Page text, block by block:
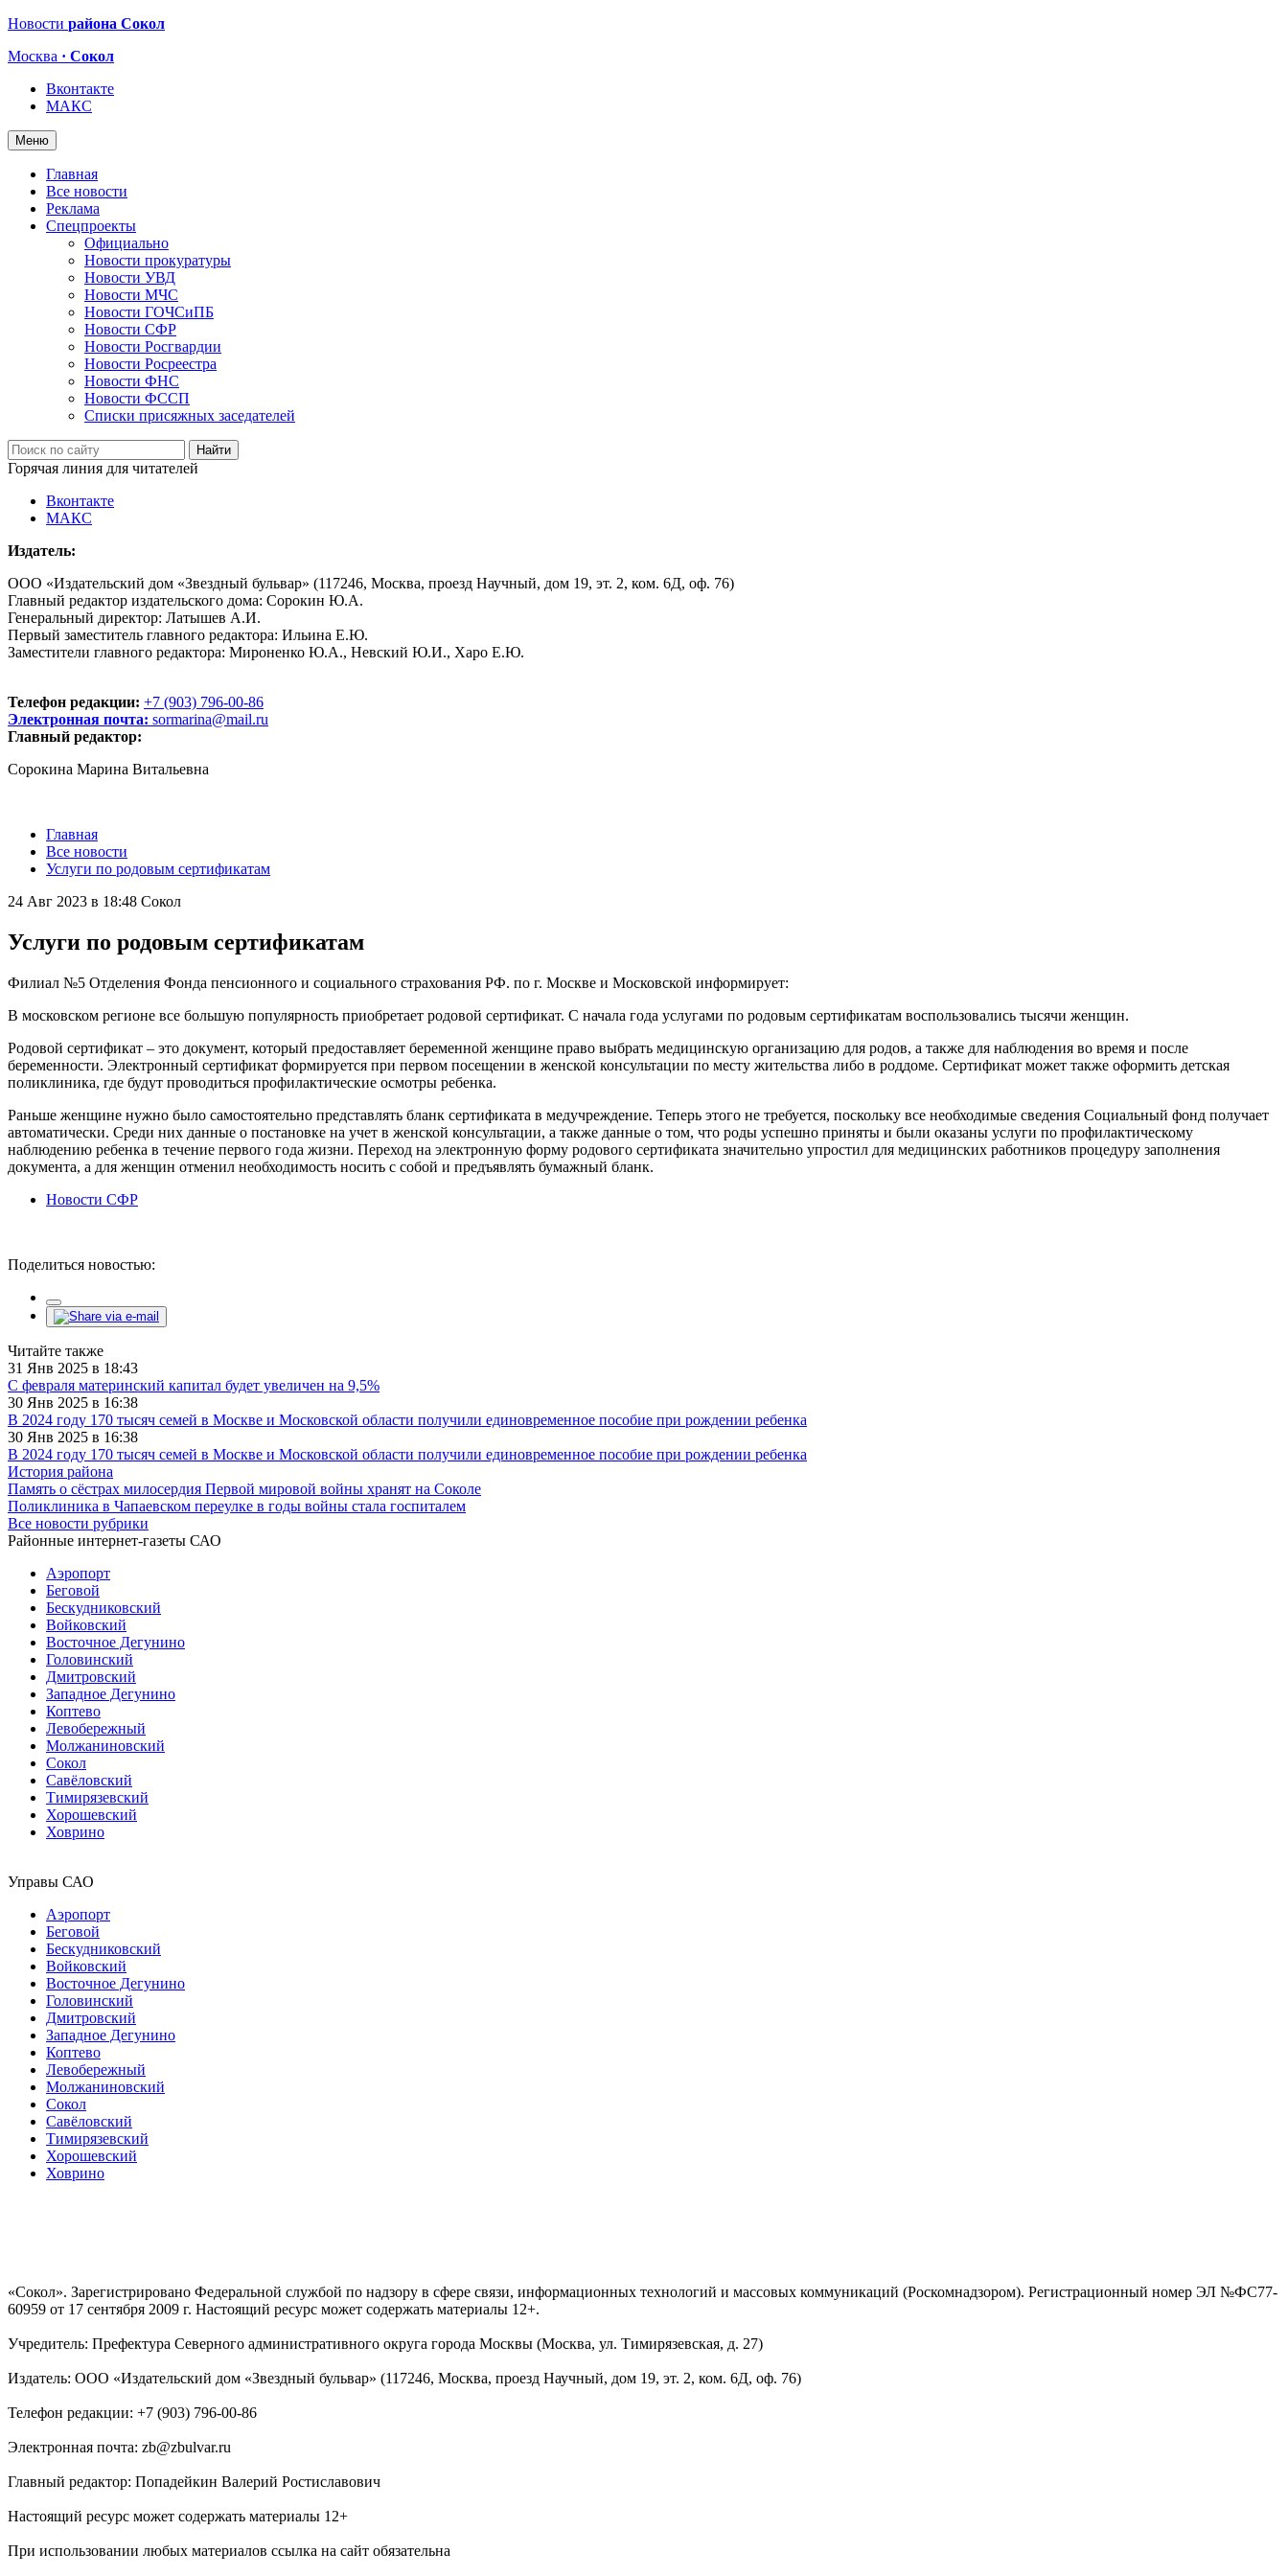
Новости района Сокол
Москва · Сокол
Вконтакте
МАКС
Меню
Главная
Все новости
Реклама
Спецпроекты
Официально
Новости прокуратуры
Новости УВД
Новости МЧС
Новости ГОЧСиПБ
Новости СФР
Новости Росгвардии
Новости Росреестра
Новости ФНС
Новости ФССП
Списки присяжных заседателей
Горячая линия для читателей
Вконтакте
МАКС
Издатель:
ООО «Издательский дом «Звездный бульвар» (117246, Москва, проезд Научный, дом 19, эт. 2, ком. 6Д, оф. 76)
Главный редактор издательского дома: Сорокин Ю.А.
Генеральный директор: Латышев А.И.
Первый заместитель главного редактора: Ильина Е.Ю.
Заместители главного редактора: Мироненко Ю.А., Невский Ю.И., Харо Е.Ю.
Телефон редакции: +7 (903) 796-00-86
Электронная почта: sormarina@mail.ru
Главный редактор:
Сорокина Марина Витальевна
Главная
Все новости
Услуги по родовым сертификатам
24 Авг 2023 в 18:48 Сокол
Услуги по родовым сертификатам
Филиал №5 Отделения Фонда пенсионного и социального страхования РФ. по г. Москве и Московской информирует:
В московском регионе все большую популярность приобретает родовой сертификат. С начала года услугами по родовым сертификатам воспользовались тысячи женщин.
Родовой сертификат – это документ, который предоставляет беременной женщине право выбрать медицинскую организацию для родов, а также для наблюдения во время и после
беременности. Электронный сертификат формируется при первом посещении в женской консультации по месту жительства либо в роддоме. Сертификат может также оформить детская
поликлиника, где будут проводиться профилактические осмотры ребенка.
Раньше женщине нужно было самостоятельно представлять бланк сертификата в медучреждение. Теперь этого не требуется, поскольку все необходимые сведения Социальный фонд получает
автоматически. Среди них данные о постановке на учет в женской консультации, а также данные о том, что роды успешно приняты и были оказаны услуги по профилактическому
наблюдению ребенка в течение первого года жизни. Переход на электронную форму родового сертификата значительно упростил для медицинских работников процедуру заполнения
документа, а для женщин отменил необходимость носить с собой и предъявлять бумажный бланк.
Новости СФР
Поделиться новостью:
Читайте также
31 Янв 2025 в 18:43
С февраля материнский капитал будет увеличен на 9,5%
30 Янв 2025 в 16:38
В 2024 году 170 тысяч семей в Москве и Московской области получили единовременное пособие при рождении ребенка
30 Янв 2025 в 16:38
В 2024 году 170 тысяч семей в Москве и Московской области получили единовременное пособие при рождении ребенка
История района
Память о сёстрах милосердия Первой мировой войны хранят на Соколе
Поликлиника в Чапаевском переулке в годы войны стала госпиталем
Все новости рубрики
Районные интернет-газеты САО
Аэропорт
Беговой
Бескудниковский
Войковский
Восточное Дегунино
Головинский
Дмитровский
Западное Дегунино
Коптево
Левобережный
Молжаниновский
Сокол
Савёловский
Тимирязевский
Хорошевский
Ховрино
Управы САО
Аэропорт
Беговой
Бескудниковский
Войковский
Восточное Дегунино
Головинский
Дмитровский
Западное Дегунино
Коптево
Левобережный
Молжаниновский
Сокол
Савёловский
Тимирязевский
Хорошевский
Ховрино
«Сокол». Зарегистрировано Федеральной службой по надзору в сфере связи, информационных технологий и массовых коммуникаций (Роскомнадзором). Регистрационный номер ЭЛ №ФС77-
60959 от 17 сентября 2009 г. Настоящий ресурс может содержать материалы 12+.
Учредитель: Префектура Северного административного округа города Москвы (Москва, ул. Тимирязевская, д. 27)
Издатель: ООО «Издательский дом «Звездный бульвар» (117246, Москва, проезд Научный, дом 19, эт. 2, ком. 6Д, оф. 76)
Телефон редакции: +7 (903) 796-00-86
Электронная почта: zb@zbulvar.ru
Главный редактор: Попадейкин Валерий Ростиславович
Настоящий ресурс может содержать материалы 12+
При использовании любых материалов ссылка на сайт обязательна